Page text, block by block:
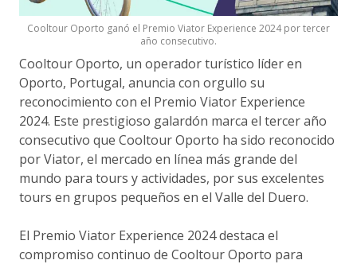
Cooltour Oporto ganó el Premio Viator Experience 2024 por tercer
año consecutivo.
Cooltour Oporto, un operador turístico líder en
Oporto, Portugal, anuncia con orgullo su
reconocimiento con el Premio Viator Experience
2024. Este prestigioso galardón marca el tercer año
consecutivo que Cooltour Oporto ha sido reconocido
por Viator, el mercado en línea más grande del
mundo para tours y actividades, por sus excelentes
tours en grupos pequeños en el Valle del Duero.
El Premio Viator Experience 2024 destaca el
compromiso continuo de Cooltour Oporto para